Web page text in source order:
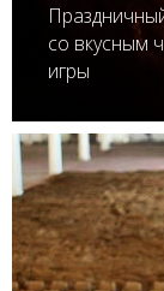
со вкусным
игры